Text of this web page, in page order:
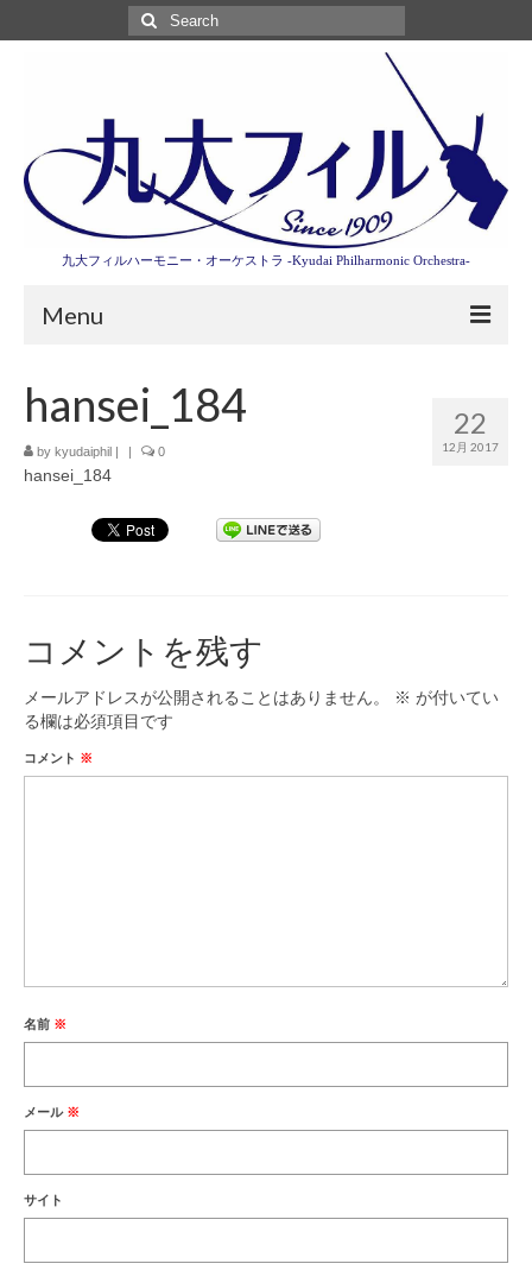
Search
for:
九大フィルハーモニー・オーケストラ -Kyudai Philharmonic Orchestra-
Menu
演奏会情報
卒業記念演奏会2027
九大フィルとは
演奏会の歴史
出張演奏
九大フィル特集ページ
22
12月 2017
hansei_184
by kyudaiphil 0
hansei_184
コメントを残す
メールアドレスが公開されることはありません。 ※ が付いてい
る欄は必須項目です
コメント ※
名前 ※
メール ※
サイト